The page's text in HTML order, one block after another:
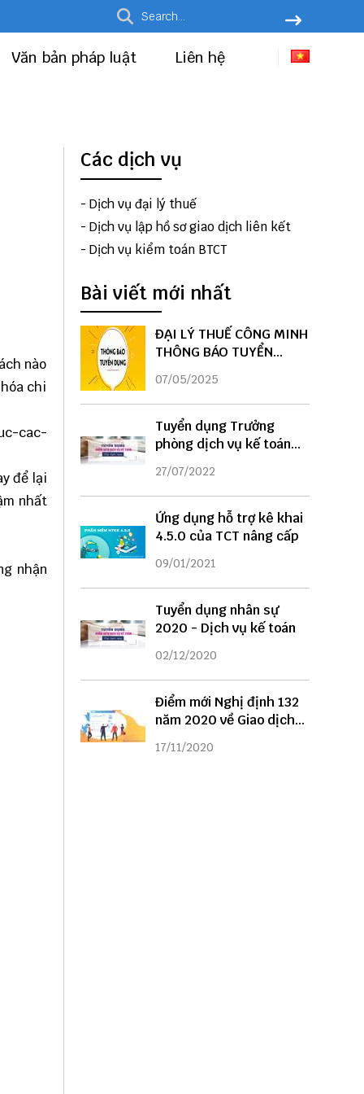
Văn bản pháp luật Liên hệ
nào
chi
cac-
để lại
nhất
nhận
Các dịch vụ
- Dịch vụ đại lý thuế
- Dịch vụ lập hồ sơ giao dịch liên kết
- Dịch vụ kiểm toán BTCT
Bài viết mới nhất
ĐẠI LÝ THUẾ CÔNG MINH
THÔNG BÁO TUYỂN
DỤNG
07/05/2025
Tuyển dụng Trưởng
phòng dịch vụ kế toán
năm 2022
27/07/2022
Ứng dụng hỗ trợ kê khai
4.5.0 của TCT nâng cấp
09/01/2021
Tuyển dụng nhân sự
2020 - Dịch vụ kế toán
02/12/2020
Điểm mới Nghị định 132
năm 2020 về Giao dịch
liên kết
17/11/2020